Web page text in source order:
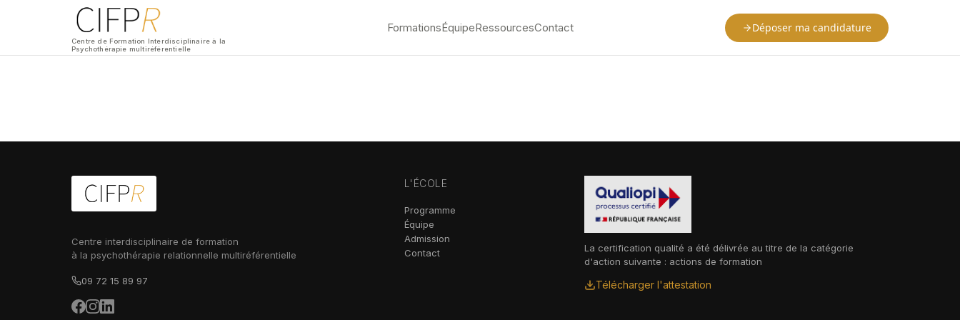
Centre de Formation Interdisciplinaire à la
Psychothérapie multiréférentielle
FormationsÉquipeRessourcesContact Déposer ma candidature
Centre interdisciplinaire de formation
à la psychothérapie relationnelle multiréférentielle
09 72 15 89 97
L'ÉCOLE
Programme
Équipe
Admission
Contact
La certification qualité a été délivrée au titre de la catégorie
d'action suivante : actions de formation
Télécharger l'attestation